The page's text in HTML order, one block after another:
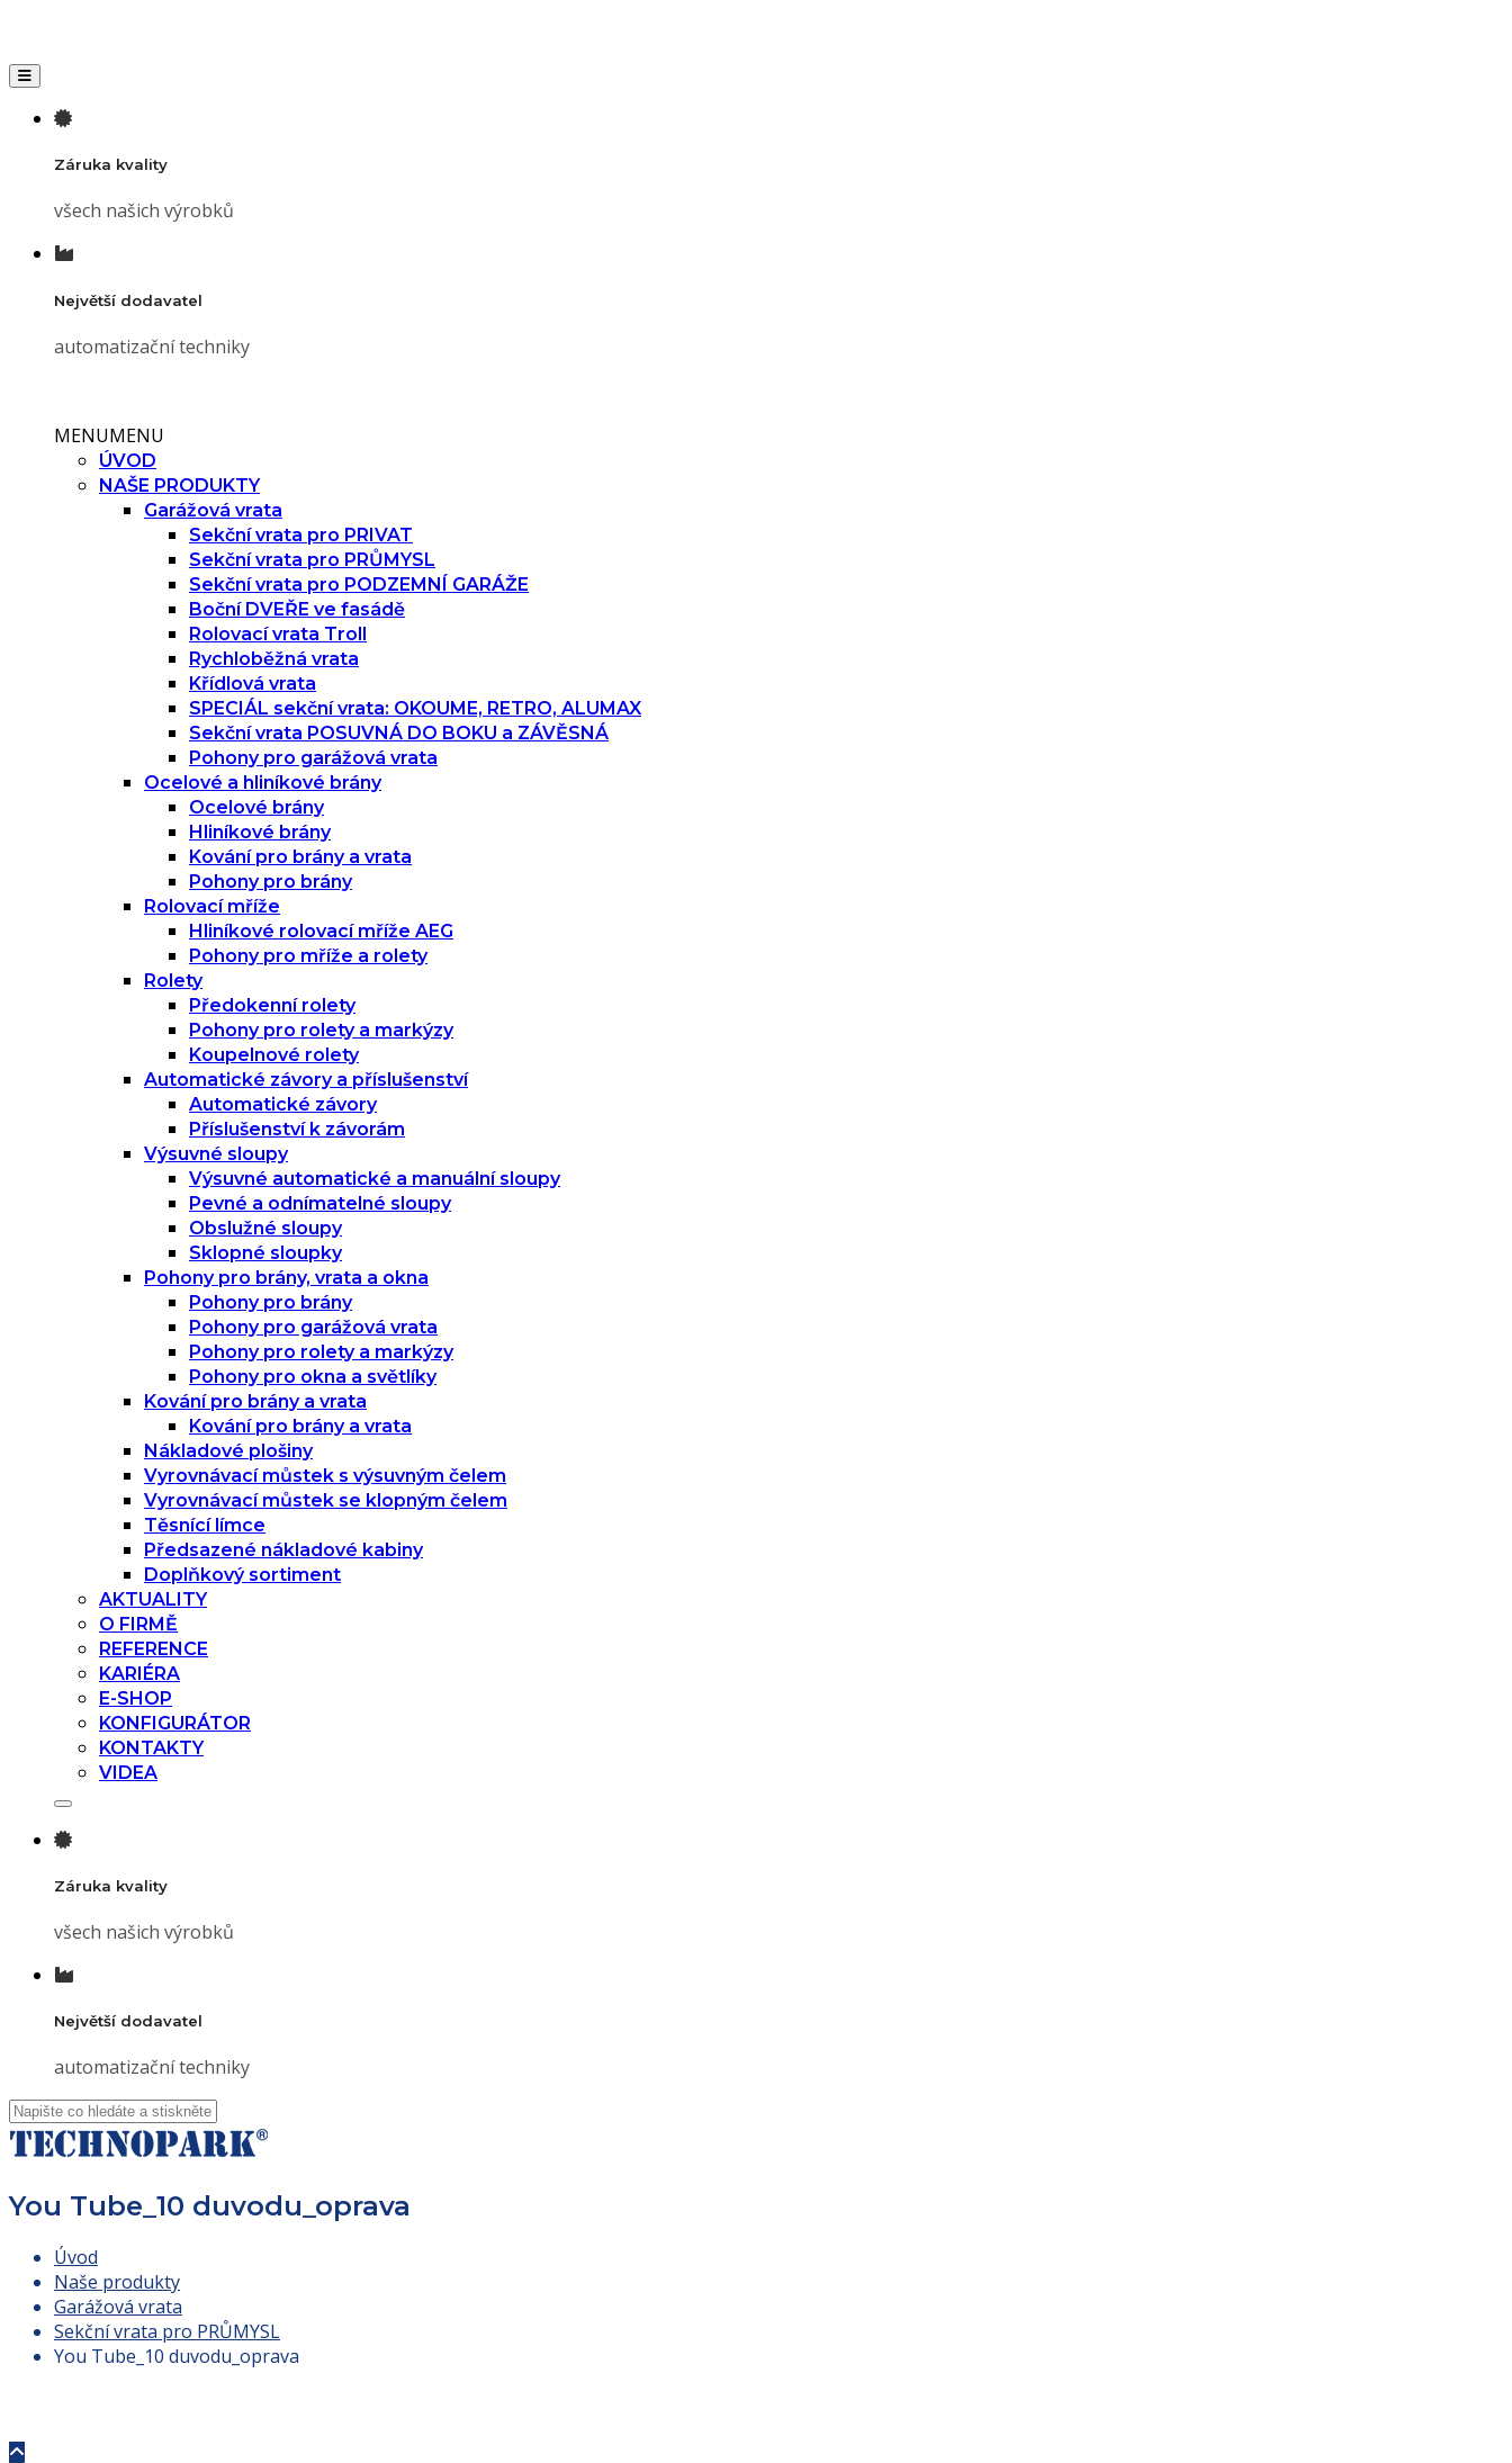
Toggle navigation
Záruka kvality
všech našich výrobků
Největší dodavatel
automatizační techniky
MENUMENU
ÚVOD
NAŠE PRODUKTY
Garážová vrata
Sekční vrata pro PRIVAT
Sekční vrata pro PRŮMYSL
Sekční vrata pro PODZEMNÍ GARÁŽE
Boční DVEŘE ve fasádě
Rolovací vrata Troll
Rychloběžná vrata
Křídlová vrata
SPECIÁL sekční vrata: OKOUME, RETRO, ALUMAX
Sekční vrata POSUVNÁ DO BOKU a ZÁVĚSNÁ
Pohony pro garážová vrata
Ocelové a hliníkové brány
Ocelové brány
Hliníkové brány
Kování pro brány a vrata
Pohony pro brány
Rolovací mříže
Hliníkové rolovací mříže AEG
Pohony pro mříže a rolety
Rolety
Předokenní rolety
Pohony pro rolety a markýzy
Koupelnové rolety
Automatické závory a příslušenství
Automatické závory
Příslušenství k závorám
Výsuvné sloupy
Výsuvné automatické a manuální sloupy
Pevné a odnímatelné sloupy
Obslužné sloupy
Sklopné sloupky
Pohony pro brány, vrata a okna
Pohony pro brány
Pohony pro garážová vrata
Pohony pro rolety a markýzy
Pohony pro okna a světlíky
Kování pro brány a vrata
Kování pro brány a vrata
Nákladové plošiny
Vyrovnávací můstek s výsuvným čelem
Vyrovnávací můstek se klopným čelem
Těsnící límce
Předsazené nákladové kabiny
Doplňkový sortiment
AKTUALITY
O FIRMĚ
REFERENCE
KARIÉRA
E-SHOP
KONFIGURÁTOR
KONTAKTY
VIDEA
Záruka kvality
všech našich výrobků
Největší dodavatel
automatizační techniky
You Tube_10 duvodu_oprava
Úvod
Naše produkty
Garážová vrata
Sekční vrata pro PRŮMYSL
You Tube_10 duvodu_oprava